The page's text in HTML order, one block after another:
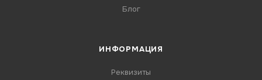
Блог
ИНФОРМАЦИЯ
Реквизиты